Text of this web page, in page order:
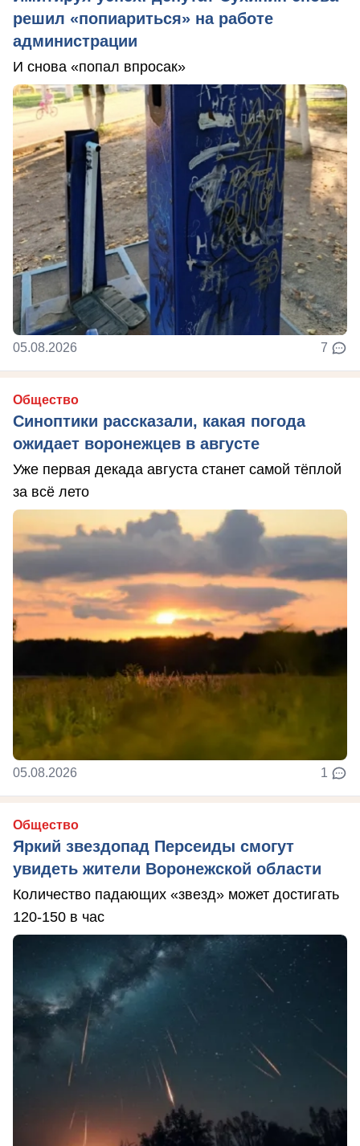
решил «попиариться» на работе
администрации
И снова «попал впросак»
05.08.2026 7
Общество
Синоптики рассказали, какая погода
ожидает воронежцев в августе
Уже первая декада августа станет самой тёплой
за всё лето
05.08.2026 1
Общество
Яркий звездопад Персеиды смогут
увидеть жители Воронежской области
Количество падающих «звезд» может достигать
120-150 в час